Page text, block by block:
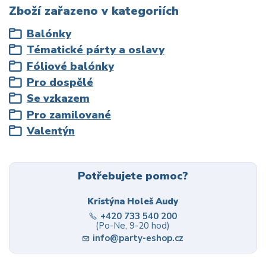
Zboží zařazeno v kategoriích
Balónky
Tématické párty a oslavy
Fóliové balónky
Pro dospělé
Se vzkazem
Pro zamilované
Valentýn
Potřebujete pomoc?
Kristýna Holeš Audy
+420 733 540 200
(Po-Ne, 9-20 hod)
info@party-eshop.cz